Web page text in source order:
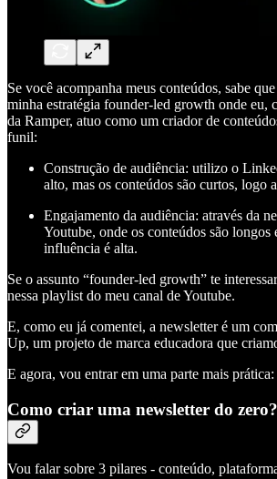
Se você acompanha meus conteúdos, sabe
minha estratégia founder-led growth onde eu,
da Ramper, atuo como um criador de
funil:
Construção de audiência: utilizo o
alto, mas os conteúdos são curtos, logo
Engajamento da audiência: através da
Youtube, onde os conteúdos são longos
influência é alta.
Se o assunto “founder-led growth” te
nessa playlist do meu canal de Youtube.
E, como eu já comentei, a newsletter é um
Up, um projeto de marca educadora que
E agora, vou entrar em uma parte mais prática:
Como criar uma newsletter do zero?
Vou falar sobre 3 pilares - conteúdo,